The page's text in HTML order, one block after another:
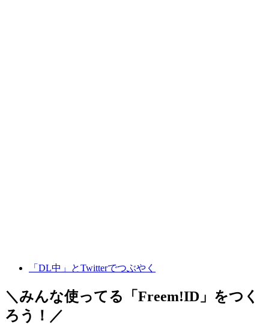
「DL中」とTwitterでつぶやく
＼みんな使ってる「 Freem!ID 」をつく
ろう！／